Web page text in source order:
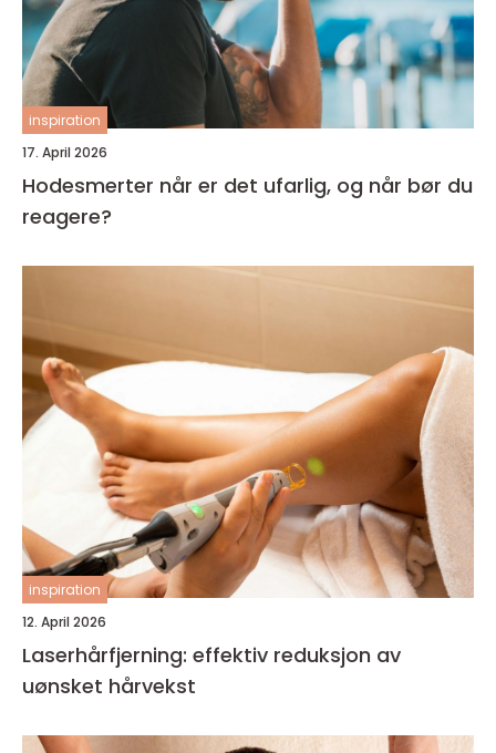
inspiration
17. April 2026
Hodesmerter når er det ufarlig, og når bør du
reagere?
inspiration
12. April 2026
Laserhårfjerning: effektiv reduksjon av
uønsket hårvekst